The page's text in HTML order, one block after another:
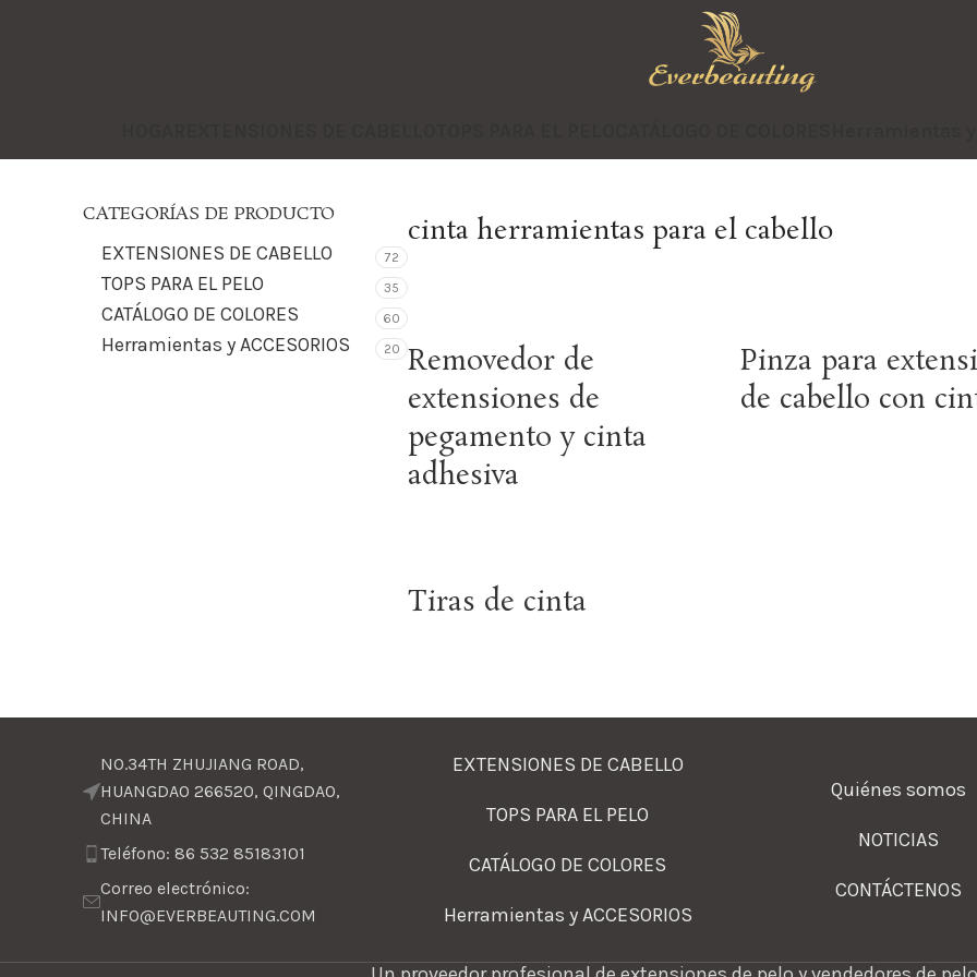
CATEGORÍAS DE PRODUCTO
EXTENSIONES DE CABELLO 72
TOPS PARA EL PELO 35
CATÁLOGO DE COLORES 60
Herramientas y ACCESORIOS 20
cinta herramientas para el cabello
Removedor de
extensiones de
pegamento y cinta
adhesiva
Pinza para
de cabello con
Tiras de cinta
NO.34TH ZHUJIANG ROAD,
HUANGDAO 266520, QINGDAO,
CHINA
Teléfono: 86 532 85183101
Correo electrónico:
INFO@EVERBEAUTING.COM
EXTENSIONES DE CABELLO
TOPS PARA EL PELO
CATÁLOGO DE COLORES
Herramientas y ACCESORIOS
Quiénes somos
NOTICIAS
CONTÁCTENOS